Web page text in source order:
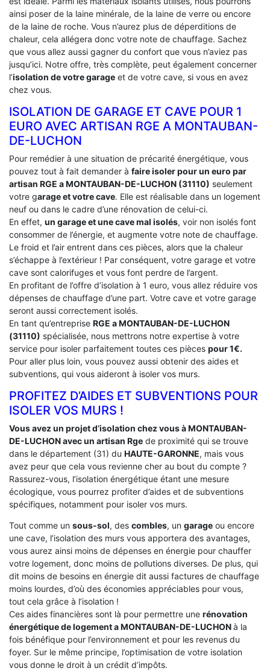
ainsi poser de la laine minérale, de la laine de verre ou encore
de la laine de roche. Vous n’aurez plus de déperditions de
chaleur, cela allégera donc votre note de chauffage. Sachez
que vous allez aussi gagner du confort que vous n’aviez pas
jusqu’ici. Notre offre, très complète, peut également concerner
l’isolation de votre garage et de votre cave, si vous en avez
chez vous.
ISOLATION DE GARAGE ET CAVE POUR 1
EURO AVEC ARTISAN RGE A MONTAUBAN-
DE-LUCHON
Pour remédier à une situation de précarité énergétique, vous
pouvez tout à fait demander à faire isoler pour un euro par
artisan RGE a MONTAUBAN-DE-LUCHON (31110) seulement
votre garage et votre cave. Elle est réalisable dans un logement
neuf ou dans le cadre d’une rénovation de celui-ci.
En effet, un garage et une cave mal isolés, voir non isolés font
consommer de l’énergie, et augmente votre note de chauffage.
Le froid et l’air entrent dans ces pièces, alors que la chaleur
s’échappe à l’extérieur ! Par conséquent, votre garage et votre
cave sont calorifuges et vous font perdre de l’argent.
En profitant de l’offre d’isolation à 1 euro, vous allez réduire vos
dépenses de chauffage d’une part. Votre cave et votre garage
seront aussi correctement isolés.
En tant qu’entreprise RGE a MONTAUBAN-DE-LUCHON
(31110) spécialisée, nous mettrons notre expertise à votre
service pour isoler parfaitement toutes ces pièces pour 1€.
Pour aller plus loin, vous pouvez aussi obtenir des aides et
subventions, qui vous aideront à isoler vos murs.
PROFITEZ D’AIDES ET SUBVENTIONS POUR
ISOLER VOS MURS !
Vous avez un projet d’isolation chez vous à MONTAUBAN-
DE-LUCHON avec un artisan Rge de proximité qui se trouve
dans le département (31) du HAUTE-GARONNE, mais vous
avez peur que cela vous revienne cher au bout du compte ?
Rassurez-vous, l’isolation énergétique étant une mesure
écologique, vous pourrez profiter d’aides et de subventions
spécifiques, notamment pour isoler vos murs.
Tout comme un sous-sol, des combles, un garage ou encore
une cave, l’isolation des murs vous apportera des avantages,
vous aurez ainsi moins de dépenses en énergie pour chauffer
votre logement, donc moins de pollutions diverses. De plus, qui
dit moins de besoins en énergie dit aussi factures de chauffage
moins lourdes, d’où des économies appréciables pour vous,
tout cela grâce à l’isolation !
Ces aides financières sont là pour permettre une rénovation
énergétique de logement aMONTAUBAN-DE-LUCHONà la
fois bénéfique pour l’environnement et pour les revenus du
foyer. Sur le même principe, l’optimisation de votre isolation
vous donne le droit à un crédit d’impôts.